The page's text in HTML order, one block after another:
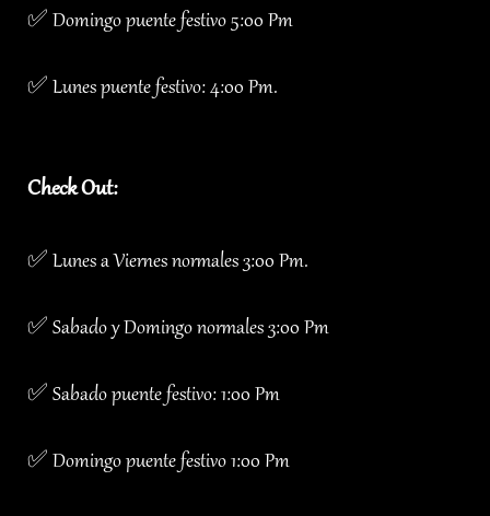
✅ Domingo puente festivo 5:00 Pm
✅ Lunes puente festivo: 4:00 Pm.
Check Out:
✅ Lunes a Viernes normales 3:00 Pm.
✅ Sabado y Domingo normales 3:00 Pm
✅ Sabado puente festivo: 1:00 Pm
✅ Domingo puente festivo 1:00 Pm